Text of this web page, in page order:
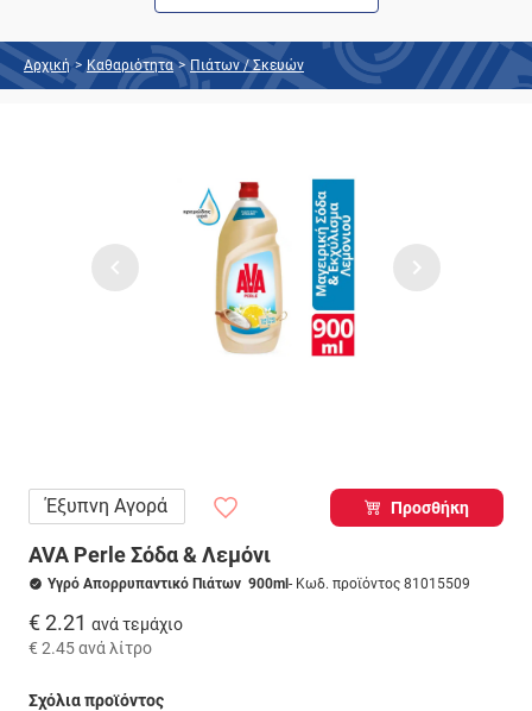
Αρχική > Καθαριότητα > Πιάτων / Σκευών
Έξυπνη Αγορά Προσθήκη
AVA Perle Σόδα & Λεμόνι
Υγρό Απορρυπαντικό Πιάτων 900ml - Κωδ. προϊόντος 81015509
€ 2.21 ανά τεμάχιο
€ 2.45ανά λίτρο
Σχόλια προϊόντος